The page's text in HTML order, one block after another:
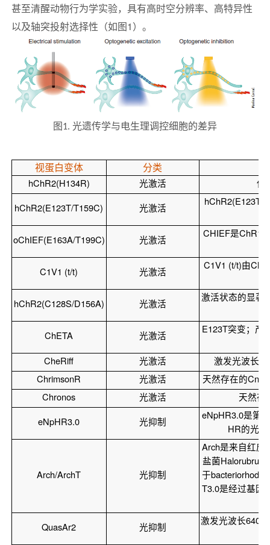
甚至清醒动物行为学实验，具有高时空分辨率、高特异性
以及轴突投射选择性（如图1）。
图1. 光遗传学与电生理调控细胞的差异
视蛋白变体 分类
hChR2(H134R) 光激活
使
hChR2(E123T/T159C)
光激活
hChR2(E123T/
oChIEF(E163A/T199C) 光激活
CHIEF是ChR1
C1V1 (t/t) 光激活
C1V1 (t/t)由
hChR2(C128S/D156A) 光激活
激活状态的显著
ChETA 光激活
E123T突变；产
CheRiff 光激活
激发光波长
ChrimsonR
光激活
天然存在的
Chronos
光激活
天然存
eNpHR3.0
光抑制
eNpHR3.0是第
HR的光
Arch/ArchT 光抑制
Arch是来自红皮
盐菌
于
T3.0是经过基因
QuasAr2
光抑制
激发光波长640